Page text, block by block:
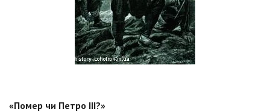
«Помер чи Петро III?»